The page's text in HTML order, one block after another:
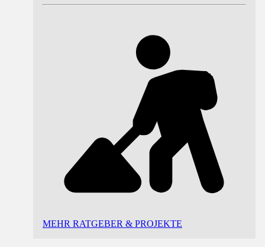
MEHR RATGEBER & PROJEKTE